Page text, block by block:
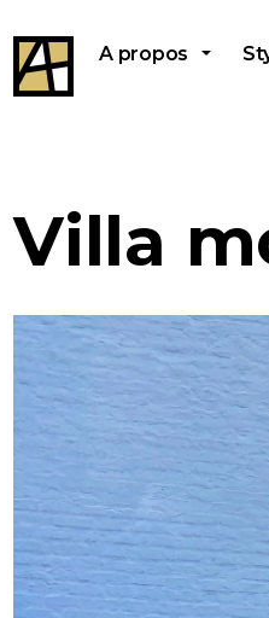
A propos
Villa